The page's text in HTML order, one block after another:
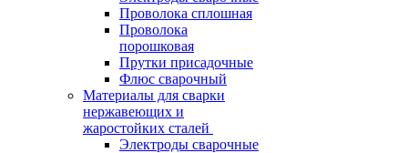
Проволока сплошная
Проволока
порошковая
Прутки присадочные
Флюс сварочный
Материалы для сварки
нержавеющих и
жаростойких сталей
Электроды сварочные